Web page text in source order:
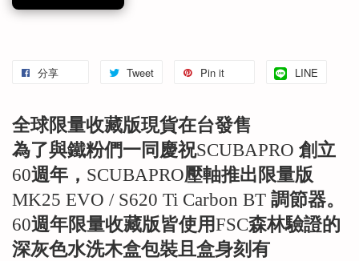
分享 Tweet Pin it LINE
全球限量收藏版現貨在台發售
為了與鐵粉們一同慶祝SCUBAPRO 創立
60週年， SCUBAPRO壓軸推出限量版
MK25 EVO / S620 Ti Carbon BT 調節器。
60週年限量收藏版皆使用FSC森林驗證的
深灰色水洗木盒包裝且盒身刻有